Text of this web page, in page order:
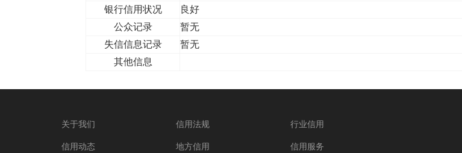
银行信用状况
良好
公众记录
暂无
失信信息记录
暂无
其他信息
关于我们
信用动态
信用法规
地方信用
行业信用
信用服务